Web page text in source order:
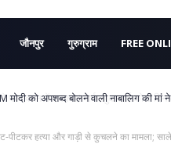
जौनपुर गुरुग्राम FREE
को अपशब्द बोलने वाली नाबालिग की मां
हत्या और गाड़ी से कुचलने का मामला; साले